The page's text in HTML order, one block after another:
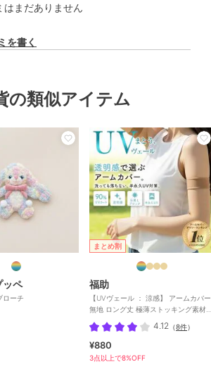
はまだありません
を書く
の類似アイテム
ッペ
ローチ
まとめ割
福助
【UVヴェール ： 涼感】 アームカバー
無地 ロング丈 極薄ストッキング素材
涼感 伝線しにくい
4.12 （8件）
¥880
3点以上で8%OFF